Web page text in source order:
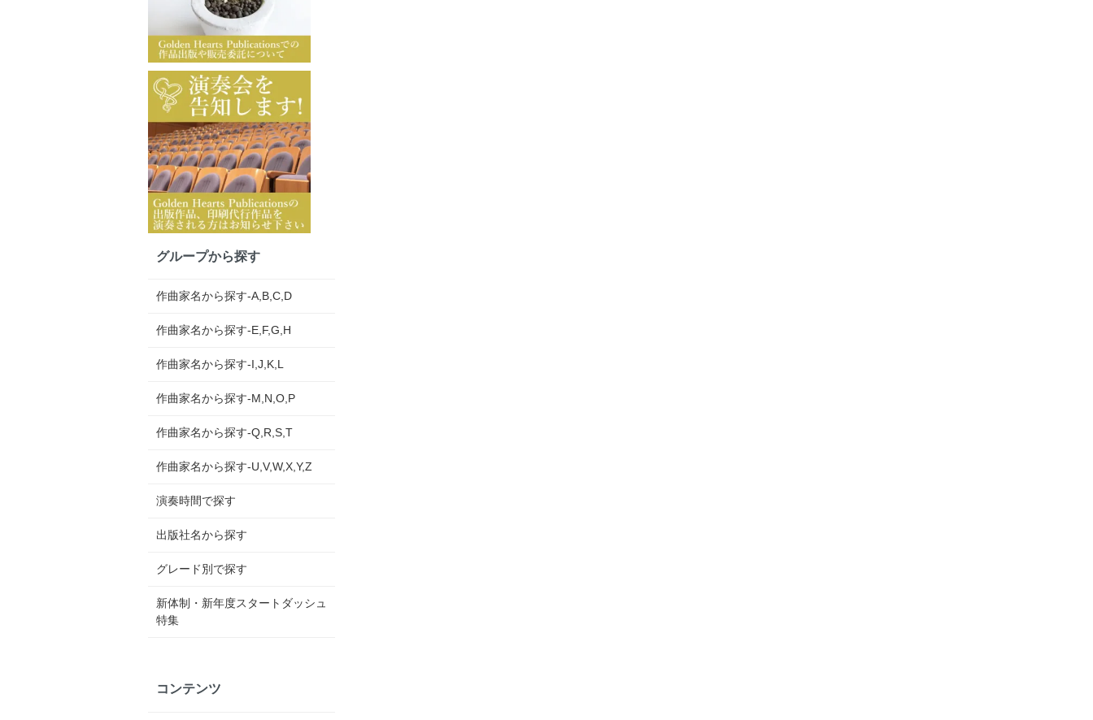
グループから探す
作曲家名から探す-A,B,C,D
作曲家名から探す-E,F,G,H
作曲家名から探す-I,J,K,L
作曲家名から探す-M,N,O,P
作曲家名から探す-Q,R,S,T
作曲家名から探す-U,V,W,X,Y,Z
演奏時間で探す
出版社名から探す
グレード別で探す
新体制・新年度スタートダッシュ
特集
コンテンツ